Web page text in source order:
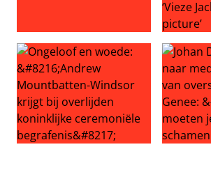
Demi Vollering wint geel, kraakt
Steven